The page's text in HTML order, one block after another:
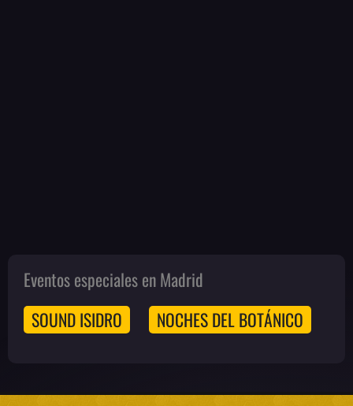
Eventos especiales en Madrid
SOUND ISIDRO
NOCHES DEL BOTÁNICO